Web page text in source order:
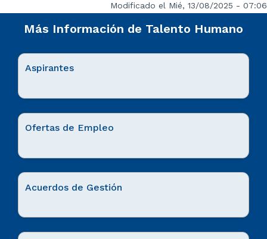
Modificado el Mié, 13/08/2025 - 07:06
Más Información de Talento Humano
Aspirantes
Ofertas de Empleo
Acuerdos de Gestión